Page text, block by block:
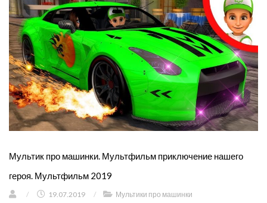
Мультик про машинки. Мультфильм приключение нашего
героя. Мультфильм 2019
/ 19.07.2019 / Мультики про машинки